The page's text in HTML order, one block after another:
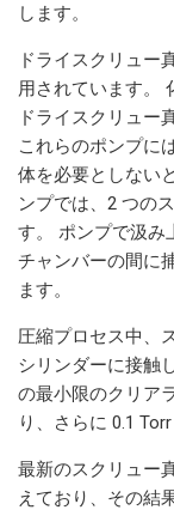
します。
ドライスクリュー
用されています。
ドライスクリュー
これらのポンプに
体を必要としない
ンプでは、2 つの
す。 ポンプで汲み
チャンバーの間に
ます。
圧縮プロセス中、
シリンダーに接触
の最小限のクリア
り、さらに 0.1
最新のスクリュー
えており、その結